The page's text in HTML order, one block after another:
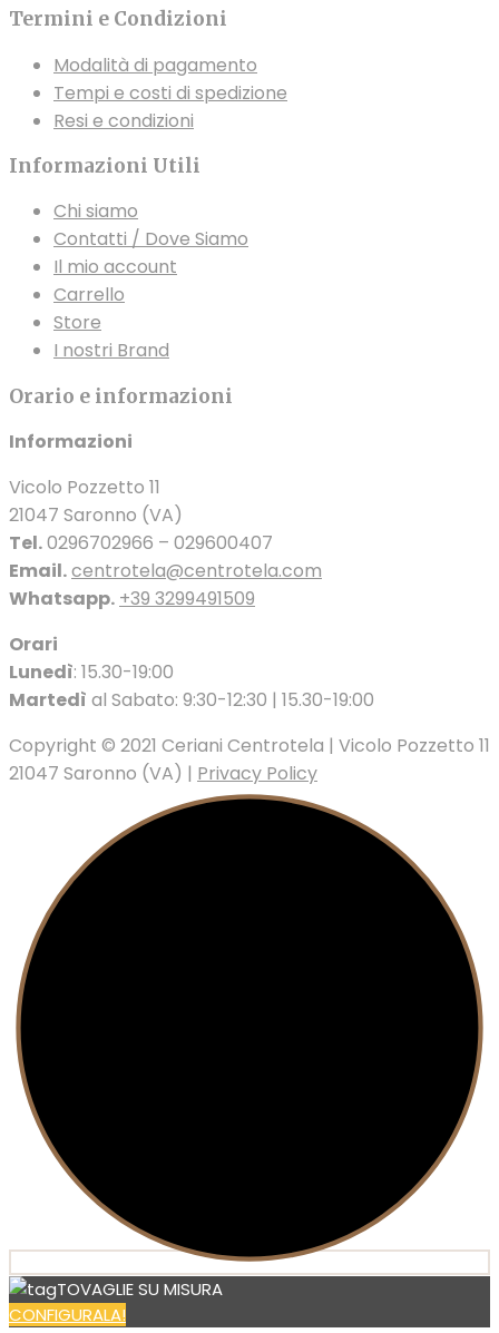
essere
nella
pagina
del
prodotto
Termini e Condizioni
Modalità di pagamento
Tempi e costi di spedizione
Resi e condizioni
Informazioni Utili
Chi siamo
Contatti / Dove Siamo
Il mio account
Carrello
Store
I nostri Brand
Orario e informazioni
Informazioni
Vicolo Pozzetto 11
21047 Saronno (VA)
Tel.0296702966 – 029600407
Email.centrotela@centrotela.com
Whatsapp. +39 3299491509
Orari
Lunedì: 15.30-19:00
Martedì al Sabato: 9:30-12:30 | 15.30-19:00
Copyright © 2021 Ceriani Centrotela | Vicolo Pozzetto 11
21047 Saronno (VA) | Privacy Policy
TOVAGLIE SU MISURA
CONFIGURALA!